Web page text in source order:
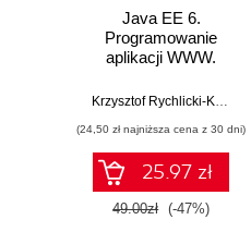
Java EE 6.
Programowanie
aplikacji WWW.
(24,50 zł najniższa cena z 30 dni)
25.97 zł
49.00zł (-47%)